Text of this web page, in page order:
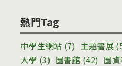
熱門Tag
中學生網站 (7) 主題書展
大學 (3) 圖書館 (42) 圖